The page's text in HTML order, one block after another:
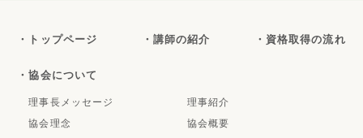
・トップページ ・講師の紹介 ・資格取得の流れ
・協会について
理事長メッセージ
理事紹介
協会理念
協会概要